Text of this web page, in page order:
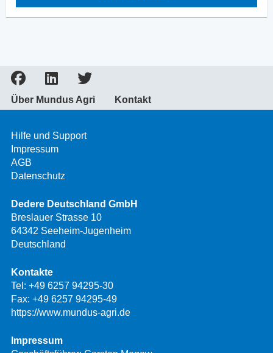
Über Mundus Agri Kontakt
Hilfe und Support
Impressum
AGB
Datenschutz
Dedere Deutschland GmbH
Breslauer Strasse 10
64342 Seeheim-Jugenheim
Deutschland
Kontakte
Tel: +49 6257 94295-30
Fax: +49 6257 94295-49
https://www.mundus-agri.de
Impressum